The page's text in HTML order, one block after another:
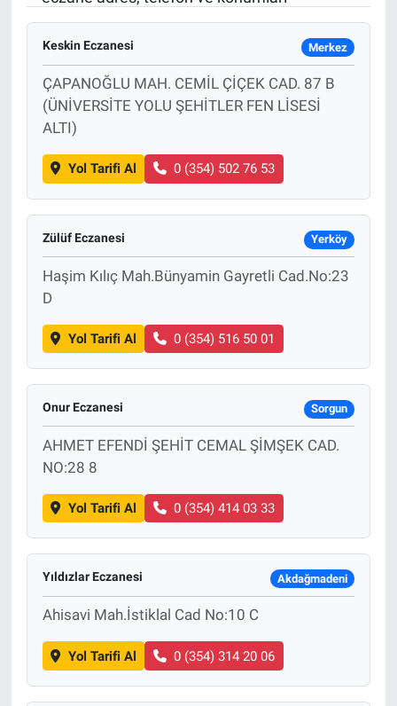
Keskin Eczanesi Merkez
ÇAPANOĞLU MAH. CEMİL ÇİÇEK CAD. 87 B
(ÜNİVERSİTE YOLU ŞEHİTLER FEN LİSESİ
ALTI)
Yol Tarifi Al 0 (354) 502 76 53
Zülüf Eczanesi Yerköy
Haşim Kılıç Mah.Bünyamin Gayretli Cad.No:23
D
Yol Tarifi Al 0 (354) 516 50 01
Onur Eczanesi Sorgun
AHMET EFENDİ ŞEHİT CEMAL ŞİMŞEK CAD.
NO:28 8
Yol Tarifi Al 0 (354) 414 03 33
Yıldızlar Eczanesi Akdağmadeni
Ahisavi Mah.İstiklal Cad No:10 C
Yol Tarifi Al 0 (354) 314 20 06
Spor
Teknoloji
Tv Medya